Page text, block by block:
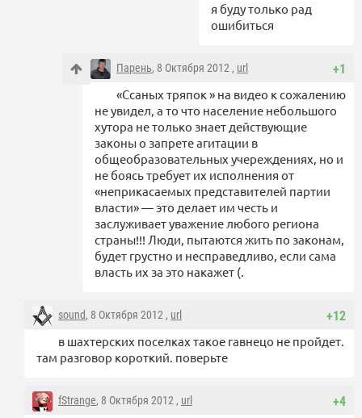
я буду только рад
ошибиться
+1
Парень, 8 Октября 2012 , url
«Ссаных тряпок » на видео к сожалению
не увидел, а то что население небольшого
хутора не только знает действующие
законы о запрете агитации в
общеобразовательных учереждениях, но и
не боясь требует их исполнения от
«неприкасаемых представителей партии
власти» — это делает им честь и
заслуживает уважение любого региона
страны!!! Люди, пытаются жить по законам,
будет грустно и несправедливо, если сама
власть их за это накажет (.
+12
sound, 8 Октября 2012 , url
в шахтерских поселках такое гавнецо не пройдет.
там разговор короткий. поверьте
+4
fStrange, 8 Октября 2012 , url